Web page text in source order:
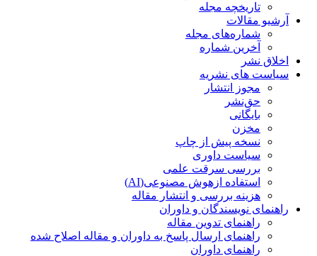
تاریخچه مجله
آرشیو مقالات
شماره‌های مجله
آخرین شماره
اخلاق نشر
سیاست های نشریه
مجوز انتشار
حق‌نشر
بایگانی
مخزن
نسخه پیش از چاپ
سیاست داوری
بررسی سرقت علمی
استفاده ازهوش مصنوعی(AI)
هزینه بررسی و انتشار مقاله
راهنمای نویسندگان و داوران
راهنمای تدوین مقاله
راهنمای ارسال پاسخ به داوران و مقاله اصلاح شده
راهنمای داوران